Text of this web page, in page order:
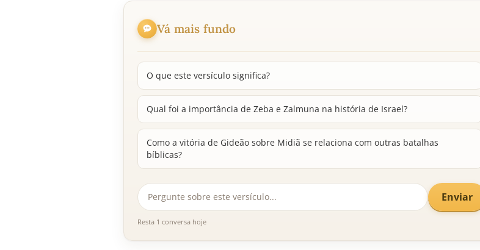
Vá mais fundo
O que este versículo significa?
Qual foi a importância de Zeba e Zalmuna na história de Israel?
Como a vitória de Gideão sobre Midiã se relaciona com outras batalhas
bíblicas?
Enviar
Resta 1 conversa hoje